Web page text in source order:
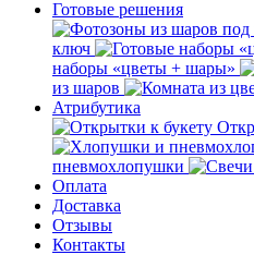
Готовые решения
ключ
наборы «цветы + шары»
из шаров
Атрибутика
пневмохлопушки
Оплата
Доставка
Отзывы
Контакты